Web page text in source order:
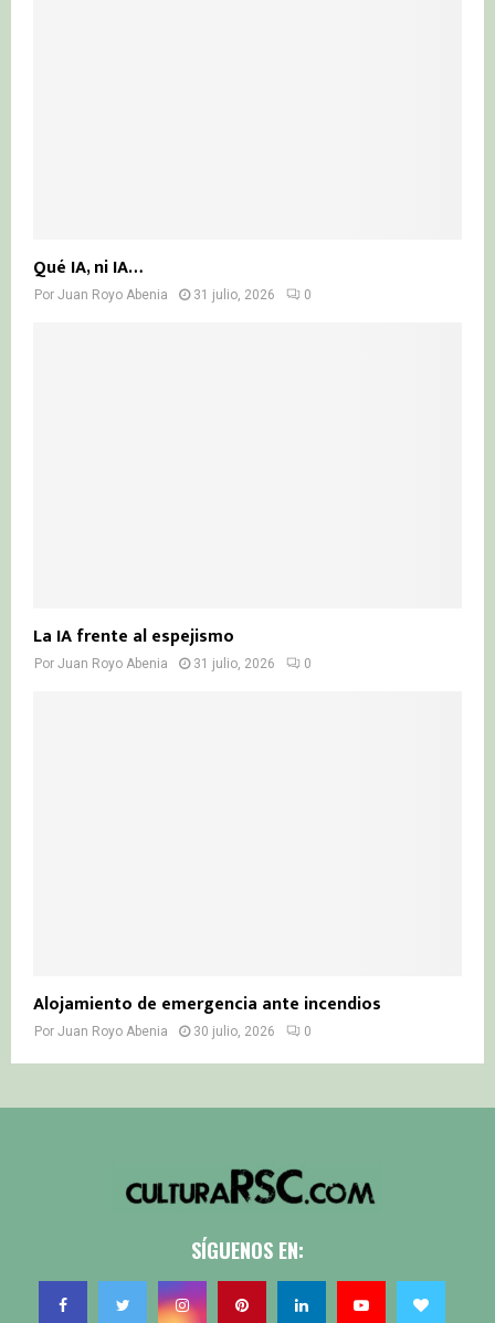
Qué IA, ni IA…
Por Juan Royo Abenia 31 julio, 2026 0
La IA frente al espejismo
Por Juan Royo Abenia 31 julio, 2026 0
Alojamiento de emergencia ante incendios
Por Juan Royo Abenia 30 julio, 2026 0
SÍGUENOS EN: